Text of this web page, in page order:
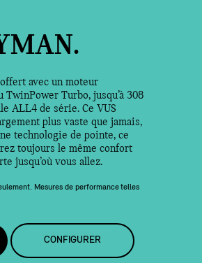
avec un moteur
Turbo, jusqu’à 308
ALL4 de série. Ce VUS
plus vaste que jamais,
technologie de pointe, ce
toujours le même confort
jusqu’où vous allez.
Mesures de performance telles
CONFIGURER